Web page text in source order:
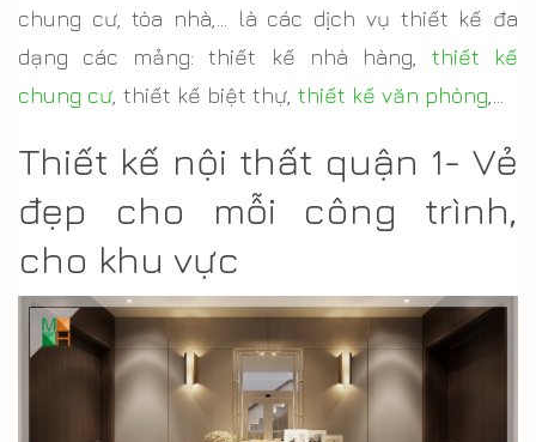
chung cư, tòa nhà,... là các dịch vụ thiết kế đa
dạng các mảng: thiết kế nhà hàng, thiết kế
chung cư, thiết kế biệt thự, thiết kế văn phòng,...
Thiết kế nội thất quận 1- Vẻ
đẹp cho mỗi công trình,
cho khu vực